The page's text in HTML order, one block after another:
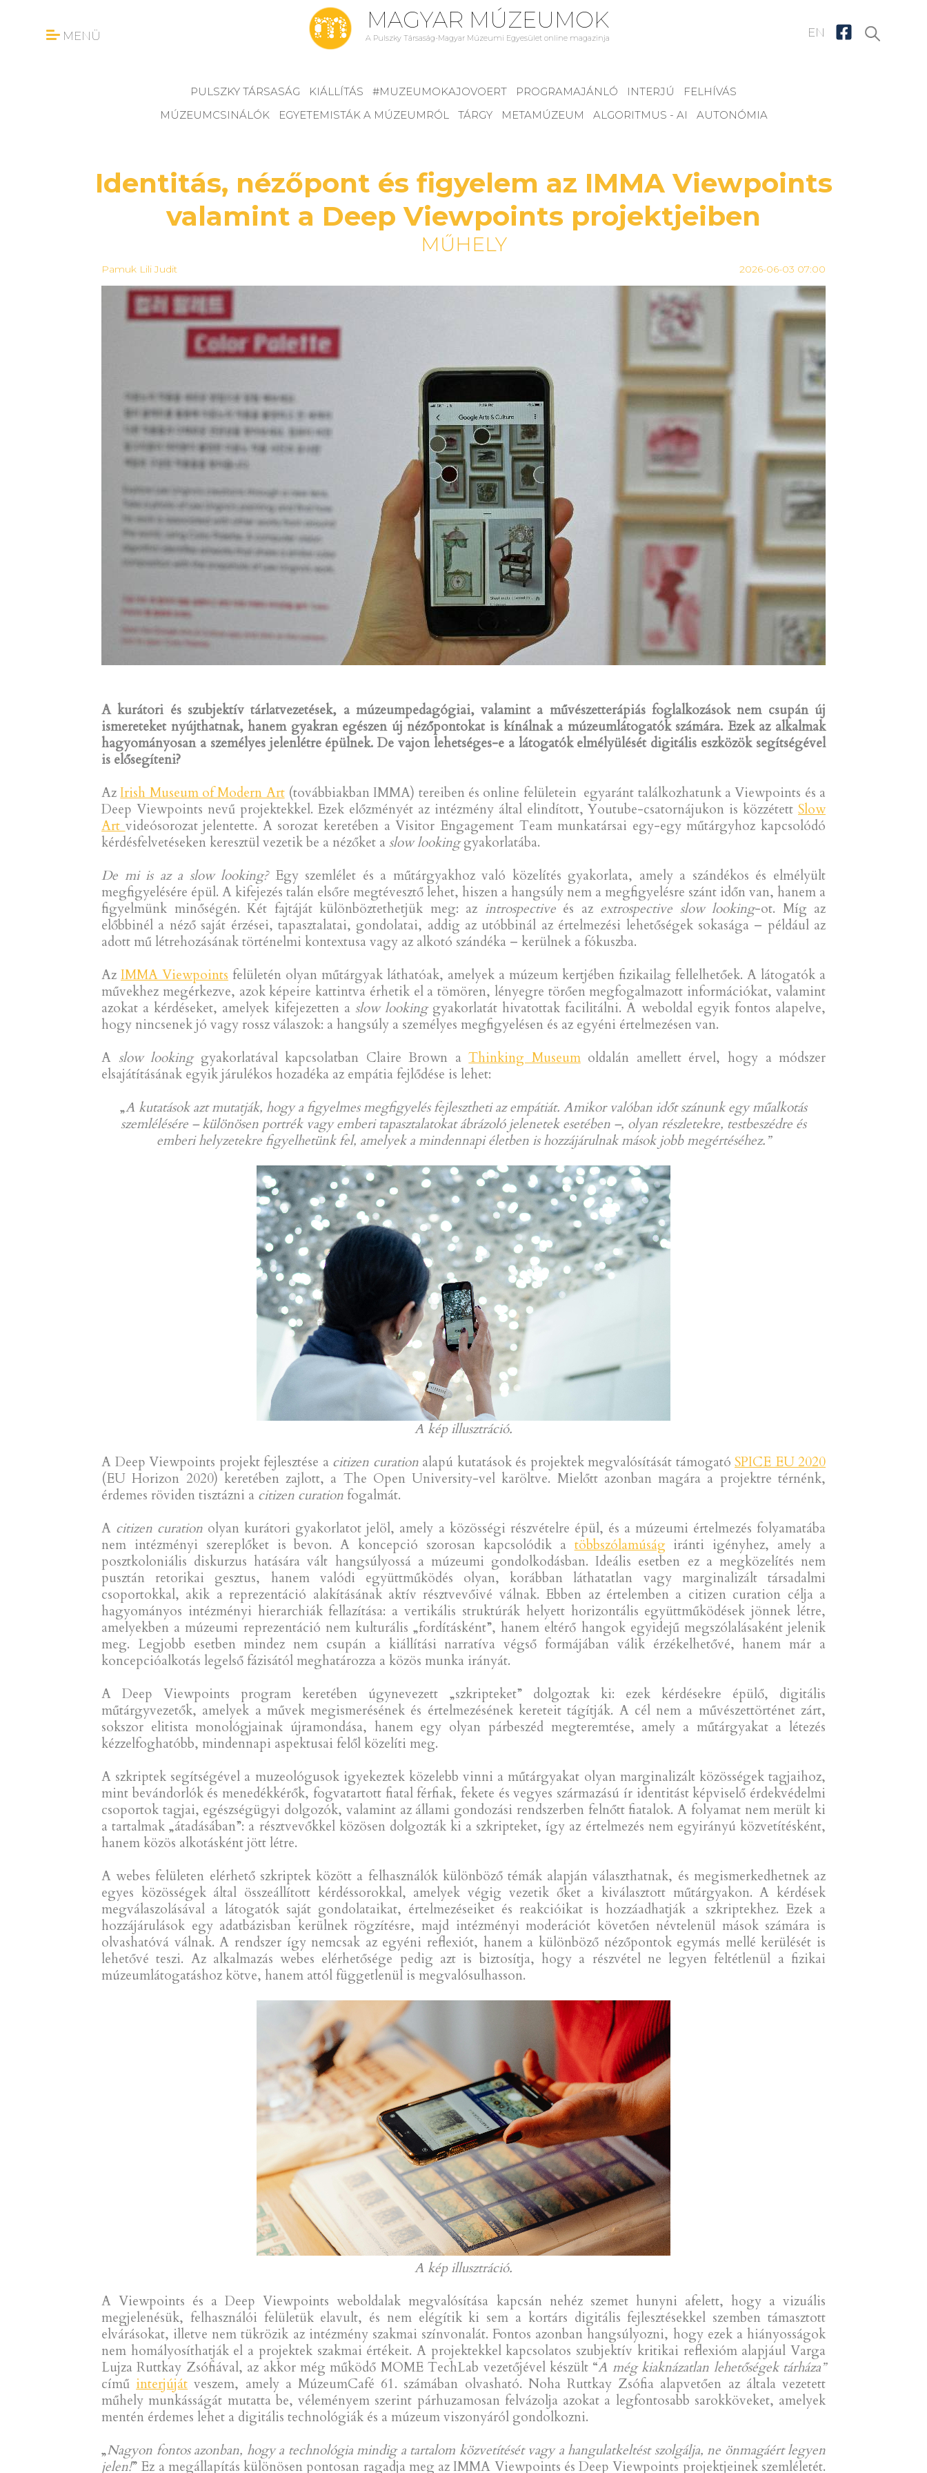
MENÜ
MAGYAR MÚZEUMOK
A Pulszky Társaság-Magyar Múzeumi Egyesület online magazinja EN
PULSZKY TÁRSASÁG KIÁLLÍTÁS #MUZEUMOKAJOVOERT PROGRAMAJÁNLÓ INTERJÚ
FELHÍVÁS
MÚZEUMCSINÁLÓK
EGYETEMISTÁK A MÚZEUMRÓL TÁRGY METAMÚZEUM ALGORITMUS - AI AUTONÓMIA
Identitás, nézőpont és figyelem az IMMA Viewpoints
valamint a Deep Viewpoints projektjeiben
MŰHELY
Pamuk Lili Judit 2026-06-03 07:00
A kurátori és szubjektív tárlatvezetések, a múzeumpedagógiai, valamint a művészetterápiás foglalkozások nem csupán új
ismereteket nyújthatnak, hanem gyakran egészen új nézőpontokat is kínálnak a múzeumlátogatók számára. Ezek az alkalmak
hagyományosan a személyes jelenlétre épülnek. De vajon lehetséges-e a látogatók elmélyülését digitális eszközök segítségével
is elősegíteni?
AzIrish Museum of Modern Art(továbbiakban IMMA) tereiben és online felületein egyaránt találkozhatunk a Viewpoints és a
Deep Viewpoints nevű projektekkel. Ezek előzményét az intézmény által elindított, Youtube-csatornájukon is közzétett Slow
Art videósorozat jelentette. A sorozat keretében a Visitor Engagement Team munkatársai egy-egy műtárgyhoz kapcsolódó
kérdésfelvetéseken keresztül vezetik be a nézőket a slow lookinggyakorlatába.
De mi is az a slow looking?Egy szemlélet és a műtárgyakhoz való közelítés gyakorlata, amely a szándékos és elmélyült
megfigyelésére épül. A kifejezés talán elsőre megtévesztő lehet, hiszen a hangsúly nem a megfigyelésre szánt időn van, hanem a
figyelmünk minőségén. Két fajtáját különböztethetjük meg: az introspectiveés az extrospective slow looking-ot. Míg az
előbbinél a néző saját érzései, tapasztalatai, gondolatai, addig az utóbbinál az értelmezési lehetőségek sokasága – például az
adott mű létrehozásának történelmi kontextusa vagy az alkotó szándéka – kerülnek a fókuszba.
Az IMMA Viewpoints felületén olyan műtárgyak láthatóak, amelyek a múzeum kertjében fizikailag fellelhetőek. A látogatók a
művekhez megérkezve, azok képeire kattintva érhetik el a tömören, lényegre törően megfogalmazott információkat, valamint
azokat a kérdéseket, amelyek kifejezetten a slow lookinggyakorlatát hivatottak facilitálni. A weboldal egyik fontos alapelve,
hogy nincsenek jó vagy rossz válaszok: a hangsúly a személyes megfigyelésen és az egyéni értelmezésen van.
A slow lookinggyakorlatával kapcsolatban Claire Brown aThinking Museumoldalán amellett érvel, hogy a módszer
elsajátításának egyik járulékos hozadéka az empátia fejlődése is lehet:
„A kutatások azt mutatják, hogy a figyelmes megfigyelés fejlesztheti az empátiát. Amikor valóban időt szánunk egy műalkotás
szemlélésére – különösen portrék vagy emberi tapasztalatokat ábrázoló jelenetek esetében –, olyan részletekre, testbeszédre és
emberi helyzetekre figyelhetünk fel, amelyek a mindennapi életben is hozzájárulnak mások jobb megértéséhez.”
A kép illusztráció.
A Deep Viewpoints projekt fejlesztése a citizen curationalapú kutatások és projektek megvalósítását támogató SPICE EU 2020
(EU Horizon 2020) keretében zajlott, a The Open University-vel karöltve. Mielőtt azonban magára a projektre térnénk,
érdemes röviden tisztázni a citizen curation fogalmát.
A citizen curation olyan kurátori gyakorlatot jelöl, amely a közösségi részvételre épül, és a múzeumi értelmezés folyamatába
nem intézményi szereplőket is bevon. A koncepció szorosan kapcsolódik a többszólamúságiránti igényhez, amely a
posztkoloniális diskurzus hatására vált hangsúlyossá a múzeumi gondolkodásban. Ideális esetben ez a megközelítés nem
pusztán retorikai gesztus, hanem valódi együttműködés olyan, korábban láthatatlan vagy marginalizált társadalmi
csoportokkal, akik a reprezentáció alakításának aktív résztvevőivé válnak. Ebben az értelemben a citizen curation célja a
hagyományos intézményi hierarchiák fellazítása: a vertikális struktúrák helyett horizontális együttműködések jönnek létre,
amelyekben a múzeumi reprezentáció nem kulturális „fordításként”, hanem eltérő hangok egyidejű megszólalásaként jelenik
meg. Legjobb esetben mindez nem csupán a kiállítási narratíva végső formájában válik érzékelhetővé, hanem már a
koncepcióalkotás legelső fázisától meghatározza a közös munka irányát.
A Deep Viewpoints program keretében úgynevezett „szkripteket” dolgoztak ki: ezek kérdésekre épülő, digitális
műtárgyvezetők, amelyek a művek megismerésének és értelmezésének kereteit tágítják. A cél nem a művészettörténet zárt,
sokszor elitista monológjainak újramondása, hanem egy olyan párbeszéd megteremtése, amely a műtárgyakat a létezés
kézzelfoghatóbb, mindennapi aspektusai felől közelíti meg.
A szkriptek segítségével a muzeológusok igyekeztek közelebb vinni a műtárgyakat olyan marginalizált közösségek tagjaihoz,
mint bevándorlók és menedékkérők, fogvatartott fiatal férfiak, fekete és vegyes származású ír identitást képviselő érdekvédelmi
csoportok tagjai, egészségügyi dolgozók, valamint az állami gondozási rendszerben felnőtt fiatalok. A folyamat nem merült ki
a tartalmak „átadásában”: a résztvevőkkel közösen dolgozták ki a szkripteket, így az értelmezés nem egyirányú közvetítésként,
hanem közös alkotásként jött létre.
A webes felületen elérhető szkriptek között a felhasználók különböző témák alapján választhatnak, és megismerkedhetnek az
egyes közösségek által összeállított kérdéssorokkal, amelyek végig vezetik őket a kiválasztott műtárgyakon. A kérdések
megválaszolásával a látogatók saját gondolataikat, értelmezéseiket és reakcióikat is hozzáadhatják a szkriptekhez. Ezek a
hozzájárulások egy adatbázisban kerülnek rögzítésre, majd intézményi moderációt követően névtelenül mások számára is
olvashatóvá válnak. A rendszer így nemcsak az egyéni reflexiót, hanem a különböző nézőpontok egymás mellé kerülését is
lehetővé teszi. Az alkalmazás webes elérhetősége pedig azt is biztosítja, hogy a részvétel ne legyen feltétlenül a fizikai
múzeumlátogatáshoz kötve, hanem attól függetlenül is megvalósulhasson.
A kép illusztráció.
A Viewpoints és a Deep Viewpoints weboldalak megvalósítása kapcsán nehéz szemet hunyni afelett, hogy a vizuális
megjelenésük, felhasználói felületük elavult, és nem elégítik ki sem a kortárs digitális fejlesztésekkel szemben támasztott
elvárásokat, illetve nem tükrözik az intézmény szakmai színvonalát. Fontos azonban hangsúlyozni, hogy ezek a hiányosságok
nem homályosíthatják el a projektek szakmai értékeit. A projektekkel kapcsolatos szubjektív kritikai reflexióm alapjául Varga
Lujza Ruttkay Zsófiával, az akkor még működő MOME TechLab vezetőjével készült “A még kiaknázatlan lehetőségek tárháza”
című interjúját veszem, amely a MúzeumCafé 61. számában olvasható. Noha Ruttkay Zsófia alapvetően az általa vezetett
műhely munkásságát mutatta be, véleményem szerint párhuzamosan felvázolja azokat a legfontosabb sarokköveket, amelyek
mentén érdemes lehet a digitális technológiák és a múzeum viszonyáról gondolkozni.
„Nagyon fontos azonban, hogy a technológia mindig a tartalom közvetítését vagy a hangulatkeltést szolgálja, ne önmagáért legyen
jelen!” Ez a megállapítás különösen pontosan ragadja meg az IMMA Viewpoints és Deep Viewpoints projektjeinek szemléletét.